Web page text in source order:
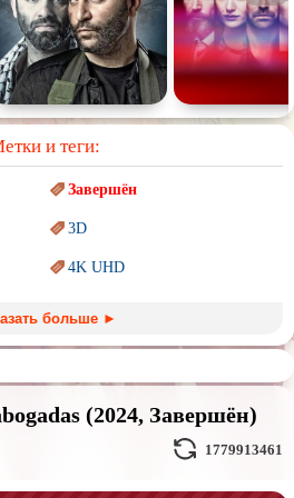
и теги:
Завершён
3D
4K UHD
PIXAR
Trash (трэш) movies
Ангелы и Демоны
больше ►
(2024, Завершён)
1779913461